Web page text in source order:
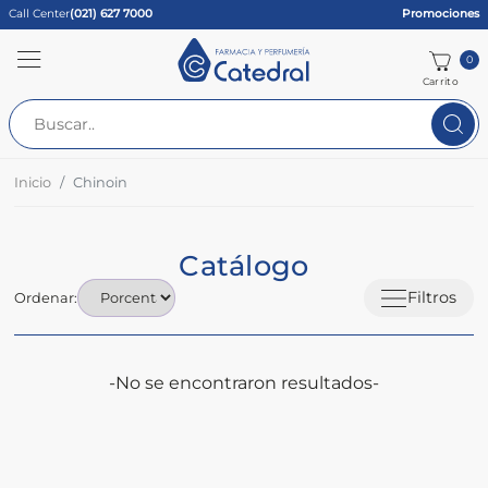
Call Center(021) 627 7000 Promociones
Carrito
0
Inicio Chinoin
Catálogo
Filtros
Ordenar:
-No se encontraron resultados-